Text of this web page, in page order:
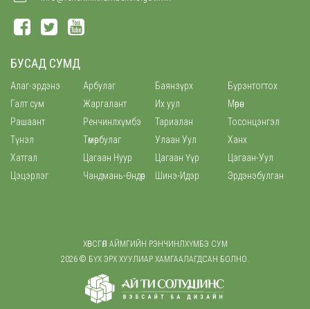
БУСАД СУМД
Алаг-эрдэнэ Арбулаг Баянзүрх
Бүрэнтогтох
Галт сум
Жаргалант Их уул
Мөрөн
Рашаант
Ренчинлхүмбэ Тариалан
Тосонцэнгэл
Түнэл
Төмөрбулаг Улаан Уул
Ханх
Хатгал
Цагаан Нуур Цагаан Үүр
Цагаан-Уул
Цэцэрлэг
Чандмань-Өндөр Шинэ-Идэр Эрдэнэбулган
ХӨВСГӨЛ АЙМГИЙН РЭНЧИНЛХҮМБЭ СУМ
2026 © БҮХ ЭРХ ХУУЛИАР ХАМГААЛАГДСАН БОЛНО.